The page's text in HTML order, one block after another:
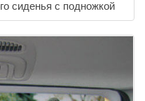
сиденья с подножкой